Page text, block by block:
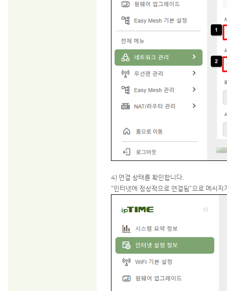
4) 연결 상태를 확인합니다.
“인터넷에 정상적으로 연결됨”으로 메시